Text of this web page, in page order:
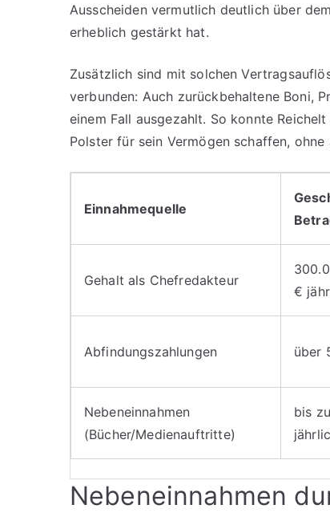
Ausscheiden vermutlich deutlich über
erheblich gestärkt hat.
Zusätzlich sind mit solchen
verbunden: Auch zurückbehaltene Boni,
einem Fall ausgezahlt. So konnte
Polster für sein Vermögen schaffen,
Einnahmequelle
Gehalt als Chefredakteur
€
Abfindungszahlungen über
Nebeneinnahmen
(Bücher/Medienauftritte)
bis
Nebeneinnahmen